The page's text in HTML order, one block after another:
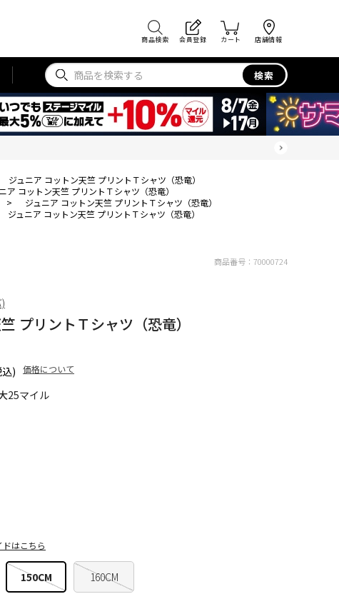
商品検索 会員登録 カート 店舗情報
検索
ジュニア コットン天竺 プリントＴシャツ（恐竜）
ア コットン天竺 プリントＴシャツ（恐竜）
>
ジュニア コットン天竺 プリントＴシャツ（恐竜）
ジュニア コットン天竺 プリントＴシャツ（恐竜）
25マイル
プリントＴシャツ（恐竜）
) 価格について
150CM 160CM
はこちら
商品番号： 70000724